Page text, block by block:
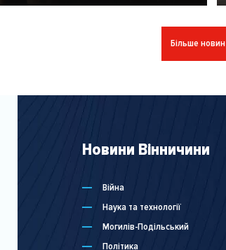
Більше новин
Новини Вінничини
Війна
Наука та технології
Могилів-Подільський
Політика